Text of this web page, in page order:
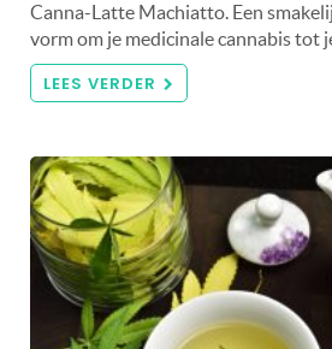
Canna-Latte Machiatto. Een
vorm om je medicinale cannabis tot
LEES VERDER